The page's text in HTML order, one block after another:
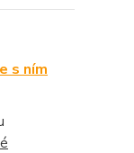
s ním